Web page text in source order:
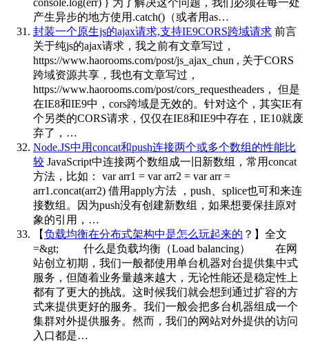
产生异步的地方使用.catch()（或者用as…
封装一个原生js的ajax请求,支持IE9CORS跨域请求 前言
关于纯js的ajax请求，我之前有文章写过，
https://www.haorooms.com/post/js_ajax_chun , 关于CORS
跨域资源共享，我也有文章写过，
https://www.haorooms.com/post/cors_requestheaders， 但是
在IE8和IE9中，cors跨域是无效的。针对这个，其实IE有
个另类的CORS请求，仅仅在IE8和IE9中存在，IE10就废
弃了，…
Node.JS中用concat和push连接两个或多个数组的性能比
较 JavaScript中连接两个数组成一旧新数组，常用concat
方法，比如： var arr1 = var arr2 = var arr =
arr1.concat(arr2) 借用apply方法 ，push、splice也可和来连
接数组。因为push没有创建新数组，如果想要保挂原对
象的引用，…
【负载均衡在分布式架构中是怎么玩起来的 ？】全文
=&gt; 什么是负载均衡（Load balancing） 在网
站创立初期，我们一般都使用单台机器对台提供集中式
服务，但随着业务量越来越大，无论性能还是稳定性上
都有了更大的挑战。这时候我们就会想到通过扩容的方
式来提供更好的服务。我们一般会把多台机器组成一个
集群对外提供服务。然而，我们的网站对外提供的访问
入口都是…